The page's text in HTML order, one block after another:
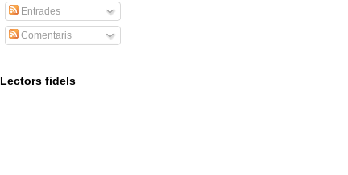
Entrades
Comentaris
Lectors fidels